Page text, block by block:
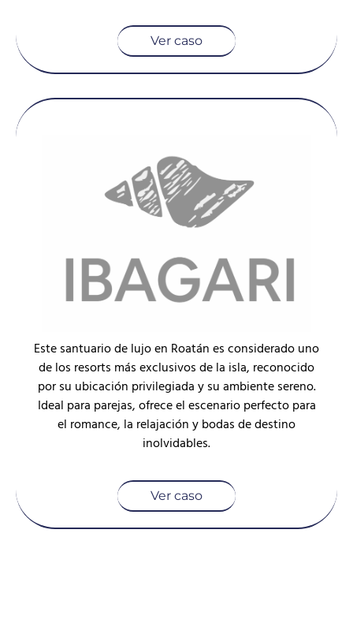
Ver caso
Este santuario de lujo en Roatán es considerado uno
de los resorts más exclusivos de la isla, reconocido
por su ubicación privilegiada y su ambiente sereno.
Ideal para parejas, ofrece el escenario perfecto para
el romance, la relajación y bodas de destino
inolvidables.
Ver caso